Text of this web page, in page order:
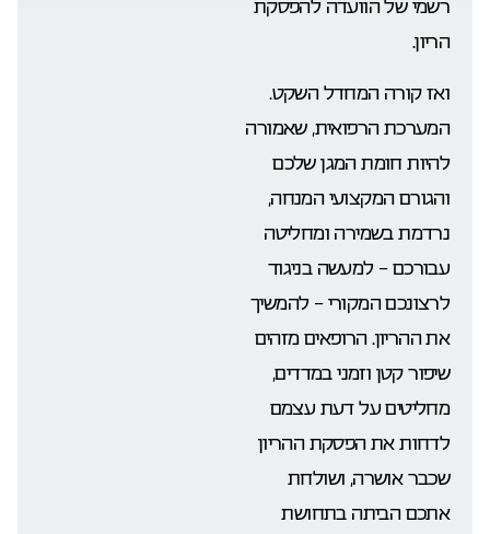
רשמי של הוועדה להפסקת
הריון.
ואז קורה המחדל השקט.
המערכת הרפואית, שאמורה
להיות חומת המגן שלכם
והגורם המקצועי המנחה,
נרדמת בשמירה ומחליטה
עבורכם – למעשה בניגוד
לרצונכם המקורי – להמשיך
את ההריון. הרופאים מזהים
שיפור קטן וזמני במדדים,
מחליטים על דעת עצמם
לדחות את הפסקת ההריון
שכבר אושרה, ושולחת
אתכם הביתה בתחושת